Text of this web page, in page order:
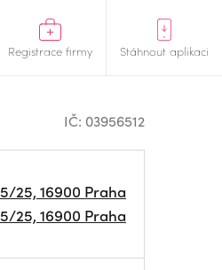
Registrace firmy Stáhnout aplikaci
IČ: 03956512
25, 16900 Praha
25, 16900 Praha